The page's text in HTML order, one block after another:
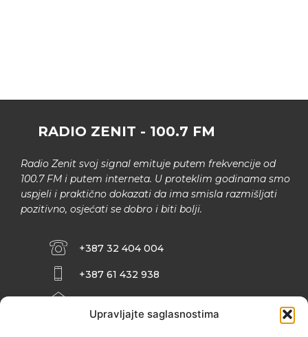
Upravljajte saglasnostima
RADIO ZENIT - 100.7 FM
Radio Zenit svoj signal emituje putem frekvencije od
100.7 FM i putem interneta. U proteklim godinama smo
uspjeli i praktično dokazati da ima smisla razmišljati
pozitivno, osjećati se dobro i biti bolji.
+387 32 404 004
+387 61 432 938